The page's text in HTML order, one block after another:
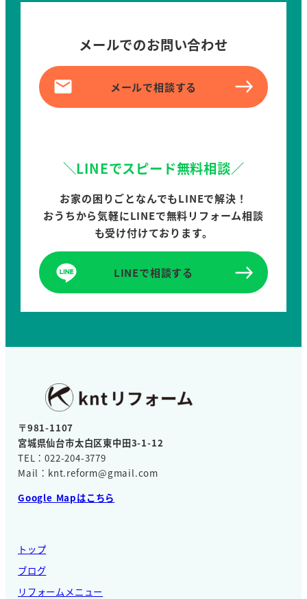
メールでのお問い合わせ
メールで相談する
＼LINEでスピード無料相談／
お家の困りごとなんでもLINEで解決！
おうちから気軽にLINEで無料リフォーム相談
も受け付けております。
LINEで相談する
〒981-1107
宮城県仙台市太白区東中田3-1-12
TEL：022-204-3779
Mail：knt.reform@gmail.com
Google Mapはこちら
トップ
ブログ
リフォームメニュー